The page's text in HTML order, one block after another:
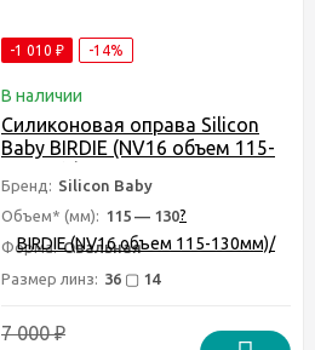
-1 010 ₽ -14%
В наличии
Силиконовая оправа Silicon
Baby BIRDIE (NV16 объем 115-
антивандальная оправа для
очков - Силикон бэйби
Бренд: Silicon Baby
Объем* (мм): 115 — 130?
Форма: Овальная
Размер линз: 36 ▢ 14
7 000₽